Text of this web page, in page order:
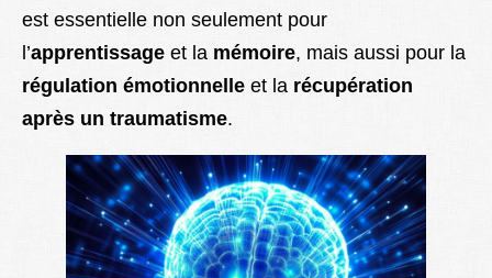
est essentielle non seulement pour
l’apprentissage et la mémoire, mais aussi pour la
régulation émotionnelle et la récupération
après un traumatisme.